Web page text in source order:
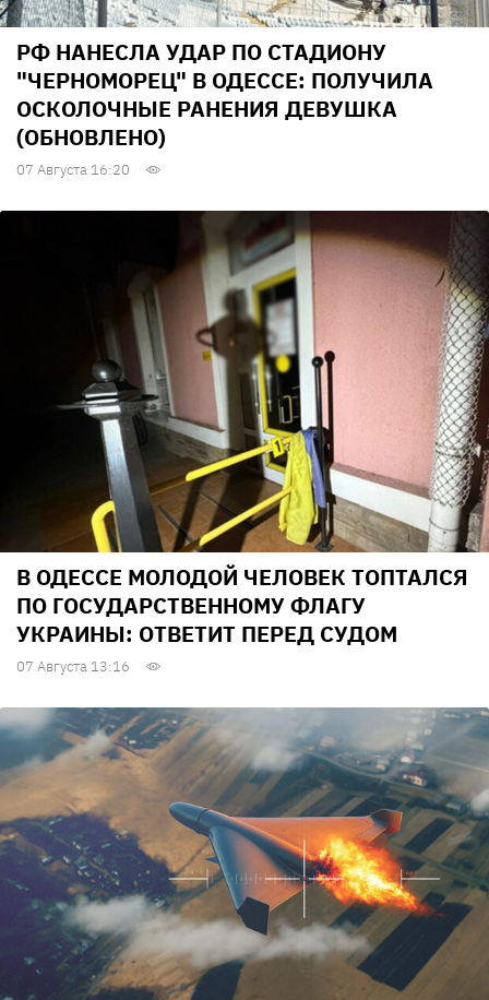
РФ НАНЕСЛА УДАР ПО СТАДИОНУ
"ЧЕРНОМОРЕЦ" В ОДЕССЕ: ПОЛУЧИЛА
ОСКОЛОЧНЫЕ РАНЕНИЯ ДЕВУШКА
(ОБНОВЛЕНО)
07 Августа 16:20
В ОДЕССЕ МОЛОДОЙ ЧЕЛОВЕК ТОПТАЛСЯ
ПО ГОСУДАРСТВЕННОМУ ФЛАГУ
УКРАИНЫ: ОТВЕТИТ ПЕРЕД СУДОМ
07 Августа 13:16